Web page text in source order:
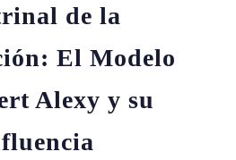
de la
El Modelo
Alexy y su